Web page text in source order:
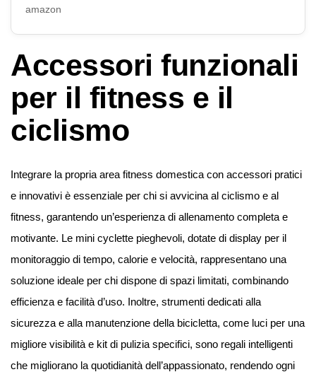
amazon
Accessori funzionali
per il fitness e il
ciclismo
Integrare la propria area fitness domestica con accessori pratici
e innovativi è essenziale per chi si avvicina al ciclismo e al
fitness, garantendo un’esperienza di allenamento completa e
motivante. Le mini cyclette pieghevoli, dotate di display per il
monitoraggio di tempo, calorie e velocità, rappresentano una
soluzione ideale per chi dispone di spazi limitati, combinando
efficienza e facilità d’uso. Inoltre, strumenti dedicati alla
sicurezza e alla manutenzione della bicicletta, come luci per una
migliore visibilità e kit di pulizia specifici, sono regali intelligenti
che migliorano la quotidianità dell’appassionato, rendendo ogni